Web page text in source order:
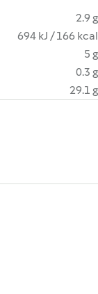
2.9 g
694 kJ / 166 kcal
5 g
0.3 g
29.1 g